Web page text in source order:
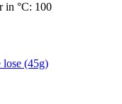
in °C: 100